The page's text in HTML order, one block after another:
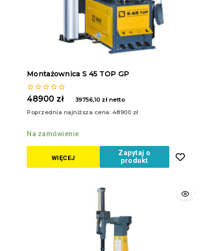
Montażownica S 45 TOP GP
0
5
48900 zł 39756,10 złnetto
Poprzednia najniższa cena: 48900 zł.
Na zamówienie
WIĘCEJ
Zapytaj o
produkt